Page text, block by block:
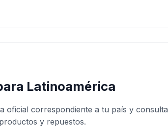
Latinoamérica
oficial correspondiente a tu país y consulta
y repuestos.